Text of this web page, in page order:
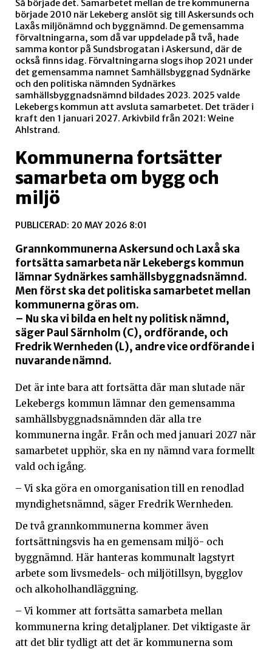
Så började det. Samarbetet mellan de tre kommunerna
började 2010 när Lekeberg anslöt sig till Askersunds och
Laxås miljönämnd och byggnämnd. De gemensamma
förvaltningarna, som då var uppdelade på två, hade
samma kontor på Sundsbrogatan i Askersund, där de
också finns idag. Förvaltningarna slogs ihop 2021 under
det gemensamma namnet Samhällsbyggnad Sydnärke
och den politiska nämnden Sydnärkes
samhällsbyggnadsnämnd bildades 2023. 2025 valde
Lekebergs kommun att avsluta samarbetet. Det träder i
kraft den 1 januari 2027. Arkivbild från 2021: Weine
Ahlstrand.
Kommunerna fortsätter
samarbeta om bygg och
miljö
PUBLICERAD: 20 MAY 2026 8:01
Grannkommunerna Askersund och Laxå ska
fortsätta samarbeta när Lekebergs kommun
lämnar Sydnärkes samhällsbyggnadsnämnd.
Men först ska det politiska samarbetet mellan
kommunerna göras om.
– Nu ska vi bilda en helt ny politisk nämnd,
säger Paul Särnholm (C), ordförande, och
Fredrik Wernheden (L), andre vice ordförande i
nuvarande nämnd.
Det är inte bara att fortsätta där man slutade när
Lekebergs kommun lämnar den gemensamma
samhällsbyggnadsnämnden där alla tre
kommunerna ingår. Från och med januari 2027 när
samarbetet upphör, ska en ny nämnd vara formellt
vald och igång.
– Vi ska göra en omorganisation till en renodlad
myndighetsnämnd, säger Fredrik Wernheden.
De två grannkommunerna kommer även
fortsättningsvis ha en gemensam miljö- och
byggnämnd. Här hanteras kommunalt lagstyrt
arbete som livsmedels- och miljötillsyn, bygglov
och alkoholhandläggning.
– Vi kommer att fortsätta samarbeta mellan
kommunerna kring detaljplaner. Det viktigaste är
att det blir tydligt att det är kommunerna som